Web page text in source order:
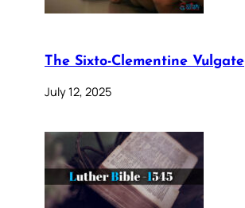
The Sixto-Clementine Vulgate
July 12, 2025